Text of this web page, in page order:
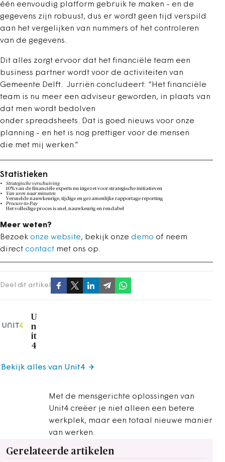
één eenvoudig platform gebruik te maken - en de
gegevens zijn robuust, dus er wordt geen tijd verspild
aan het vergelijken van nummers of het controleren
van de gegevens.
Dit alles zorgt ervoor dat het financiële team een
business partner wordt voor de activiteiten van
Gemeente Delft. Jurriën concludeert: “Het financiële
team is nu meer een adviseur geworden, in plaats van
dat men wordt bedolven
onder spreadsheets. Dat is goed nieuws voor onze
planning - en het is nog prettiger voor de mensen
die met mij werken.”
Statistieken
Strategische verschuiving
10% van de financiële experts nu ingezet voor strategische initiatieven
Van uren naar minuten
Versnelde nauwkeurige, tijdige en gezamenlijke rapportage reporting
Procure-to-Pay
Het volledige proces is snel, nauwkeurig en rendabel
Meer weten?
Bezoek onze website, bekijk onze demo of neem
direct contact met ons op.
Deel dit artikel
U
n
it
4
Met de mensgerichte oplossingen van
Unit4 creëer je niet alleen een betere
werkplek, maar een totaal nieuwe manier
van werken.
Bekijk alles van Unit4
Gerelateerde artikelen